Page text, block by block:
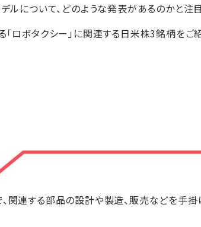
ルについて、どのような発表があるのかと注
ロボタクシー」に関連する日米株3銘柄をご
連する部品の設計や製造、販売などを手掛